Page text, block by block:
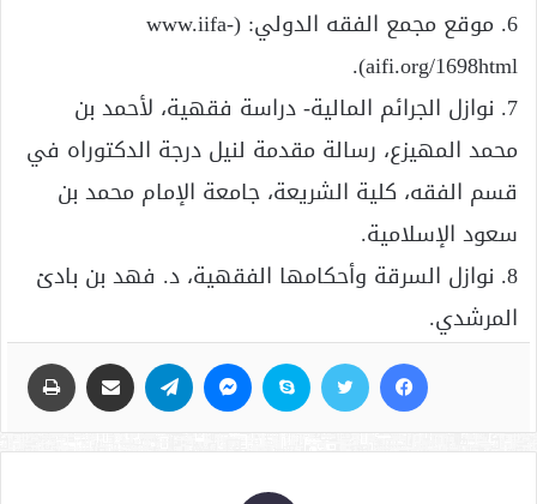
6. موقع مجمع الفقه الدولي: (www.iifa-
aifi.org/1698html).
7. نوازل الجرائم المالية- دراسة فقهية، لأحمد بن
محمد المهيزع، رسالة مقدمة لنيل درجة الدكتوراه في
قسم الفقه، كلية الشريعة، جامعة الإمام محمد بن
سعود الإسلامية.
8. نوازل السرقة وأحكامها الفقهية، د. فهد بن بادئ
المرشدي.